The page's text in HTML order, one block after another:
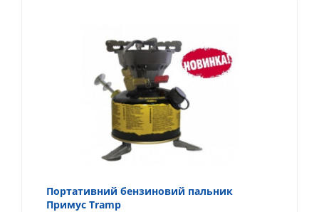
Портативний бензиновий пальник
Примус Tramp